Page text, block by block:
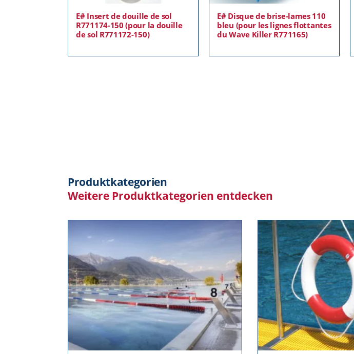
E# Insert de douille de sol
R771174-150 (pour la douille
de sol R771172-150)
E# Disque de brise-lames 110
bleu (pour les lignes flottantes
du Wave Killer R771165)
Produktkategorien
Weitere Produktkategorien entdecken